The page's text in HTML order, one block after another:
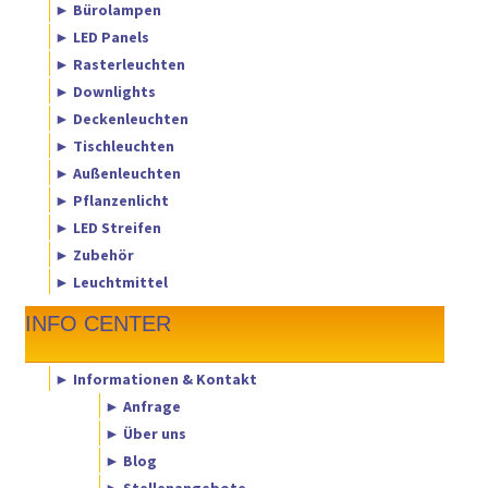
► Bürolampen
► LED Panels
► Rasterleuchten
► Downlights
► Deckenleuchten
► Tischleuchten
► Außenleuchten
► Pflanzenlicht
► LED Streifen
► Zubehör
► Leuchtmittel
INFO CENTER
► Informationen & Kontakt
► Anfrage
► Über uns
► Blog